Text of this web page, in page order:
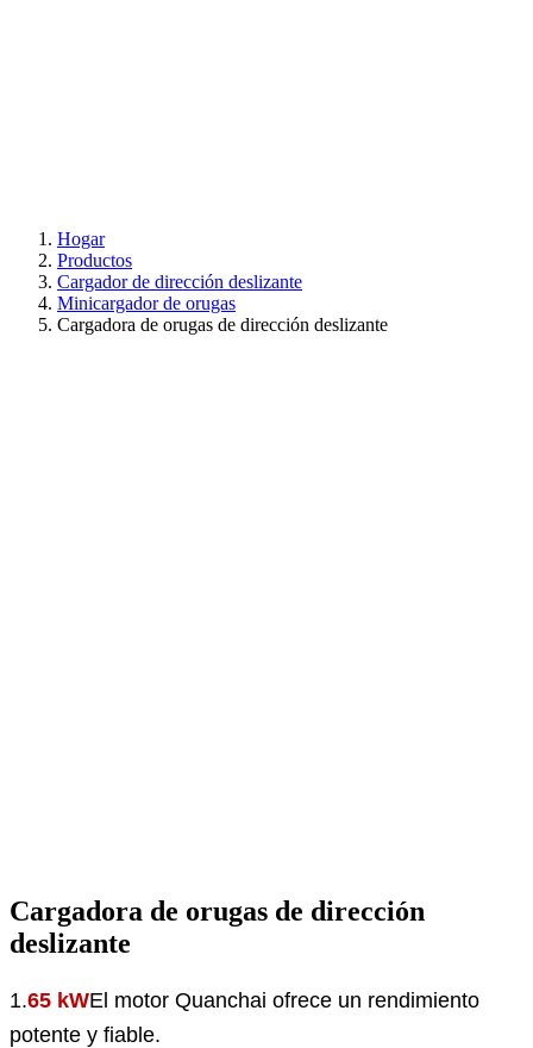
Hogar
Productos
Cargador de dirección deslizante
Minicargador de orugas
Cargadora de orugas de dirección deslizante
Cargadora de orugas de dirección
deslizante
1.65 kWEl motor Quanchai ofrece un rendimiento
potente y fiable.